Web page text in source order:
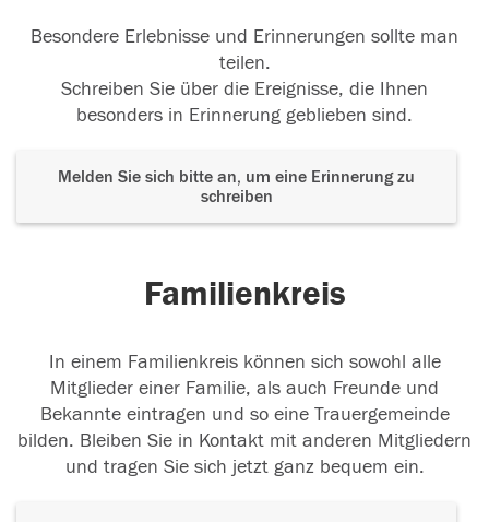
Besondere Erlebnisse und Erinnerungen sollte man
teilen.
Schreiben Sie über die Ereignisse, die Ihnen
besonders in Erinnerung geblieben sind.
Melden Sie sich bitte an, um eine Erinnerung zu
schreiben
Familienkreis
In einem Familienkreis können sich sowohl alle
Mitglieder einer Familie, als auch Freunde und
Bekannte eintragen und so eine Trauergemeinde
bilden. Bleiben Sie in Kontakt mit anderen Mitgliedern
und tragen Sie sich jetzt ganz bequem ein.